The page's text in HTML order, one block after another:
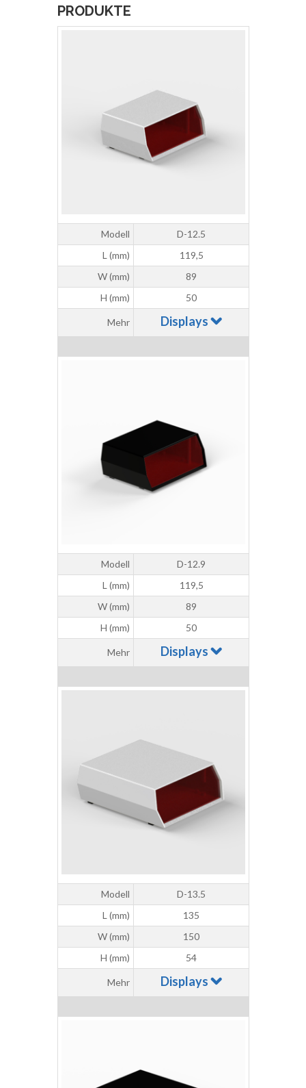
PRODUKTE
Modell
D-12.5
L (mm)
119,5
W (mm)
89
H (mm)
50
Mehr Displays
Modell
D-12.9
L (mm)
119,5
W (mm)
89
H (mm)
50
Mehr Displays
Modell
D-13.5
L (mm)
135
W (mm)
150
H (mm)
54
Mehr Displays